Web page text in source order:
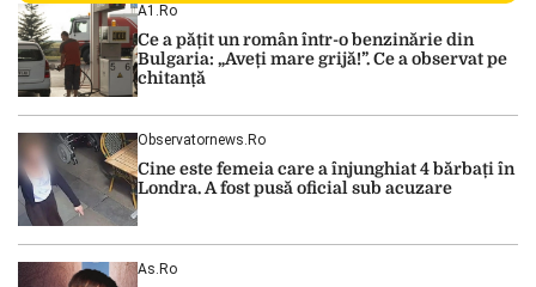
ordinii constituționale. În ședința din camera preliminară,
judecătorii de la instanța supremă au […]
A1.ro
Ce a pățit un român într-o benzinărie din
Bulgaria: „Aveți mare grijă!”. Ce a observat pe
chitanță
Observatornews.ro
Cine este femeia care a înjunghiat 4 bărbați în
Londra. A fost pusă oficial sub acuzare
As.ro